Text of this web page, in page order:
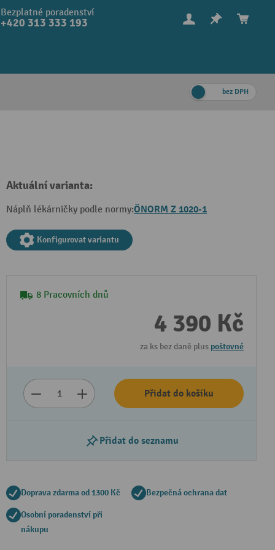
Bezplatné poradenství
+420 313 333 193
bez DPH
Aktuální varianta:
Náplň lékárničky podle normy:ÖNORM Z 1020-1
Konfigurovat variantu
8 Pracovních dnů
4 390 Kč
za ks bez daně plus poštovné
Přidat do košíku
Přidat do seznamu
Doprava zdarma od 1300 Kč Bezpečná ochrana dat
Osobní poradenství při
nákupu